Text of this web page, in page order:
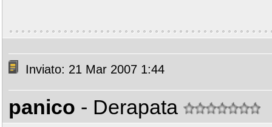
Inviato: 21 Mar 2007 1:44
panico - Derapata